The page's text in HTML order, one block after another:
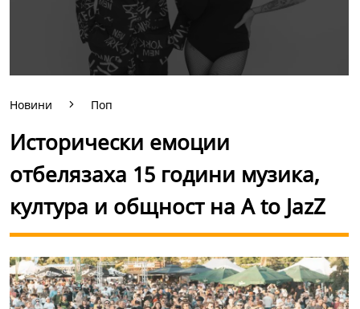
Новини Поп
Исторически емоции
отбелязаха 15 години музика,
култура и общност на A to JazZ